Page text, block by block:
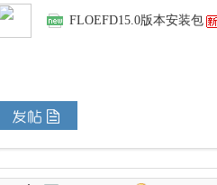
FLOEFD15.0版本安装包